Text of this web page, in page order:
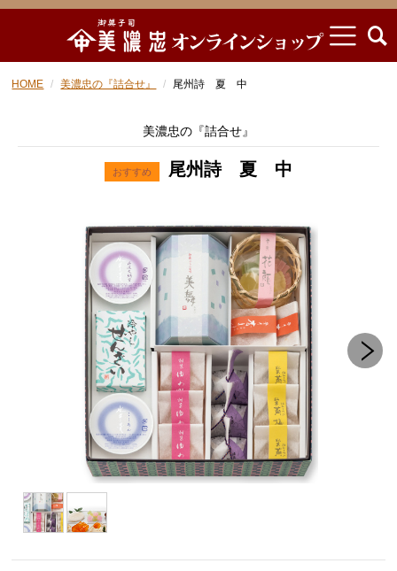
HOME 美濃忠の『詰合せ』 尾州詩 夏 中
美濃忠の『詰合せ』
尾州詩 夏 中